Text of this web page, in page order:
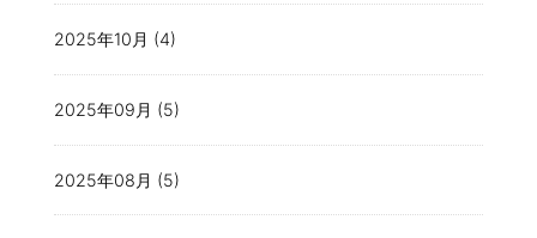
2025年10月 (4)
2025年09月 (5)
2025年08月 (5)